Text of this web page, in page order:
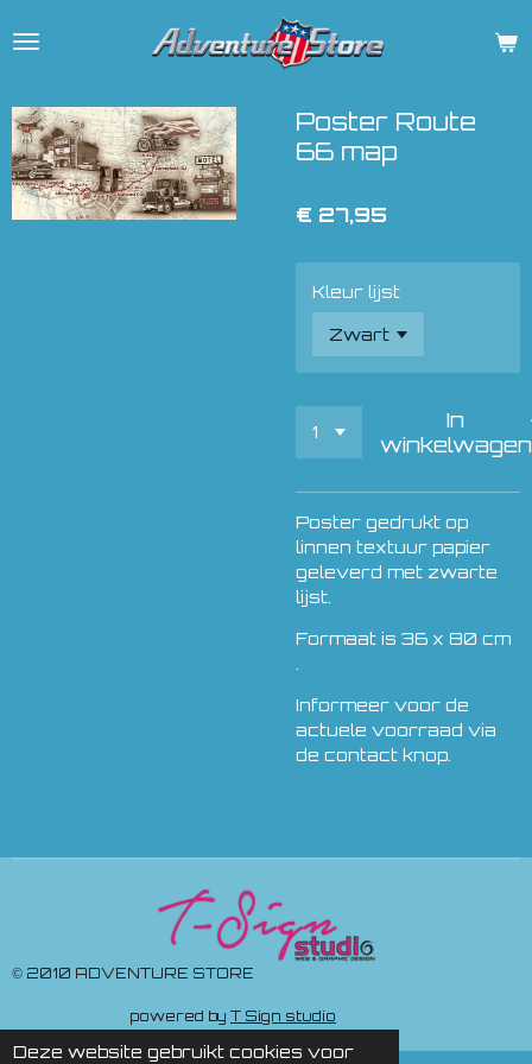
Deze website gebruikt cookies voor
direct
hoofdinhoud
Poster Route
66 map
€ 27,95
Kleur lijst
In
winkelwagen
Poster gedrukt op
linnen textuur papier
geleverd met zwarte
lijst.
Formaat is 36 x 80 cm
Informeer voor de
actuele voorraad via
de contact knop.
© 2010 ADVENTURE STORE
powered by T Sign studio